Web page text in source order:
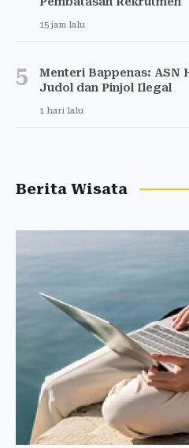
15 jam lalu
5
Menteri Bappenas: ASN
Judol dan Pinjol Ilegal
1 hari lalu
Berita Wisata